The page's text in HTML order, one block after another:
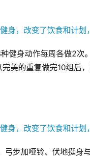
健身动作每周各做2
完美的重复做完10组
步加哑铃、伏地挺身